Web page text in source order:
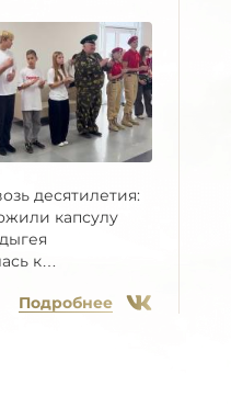
десятилетия:
капсулу
к
Подробнее